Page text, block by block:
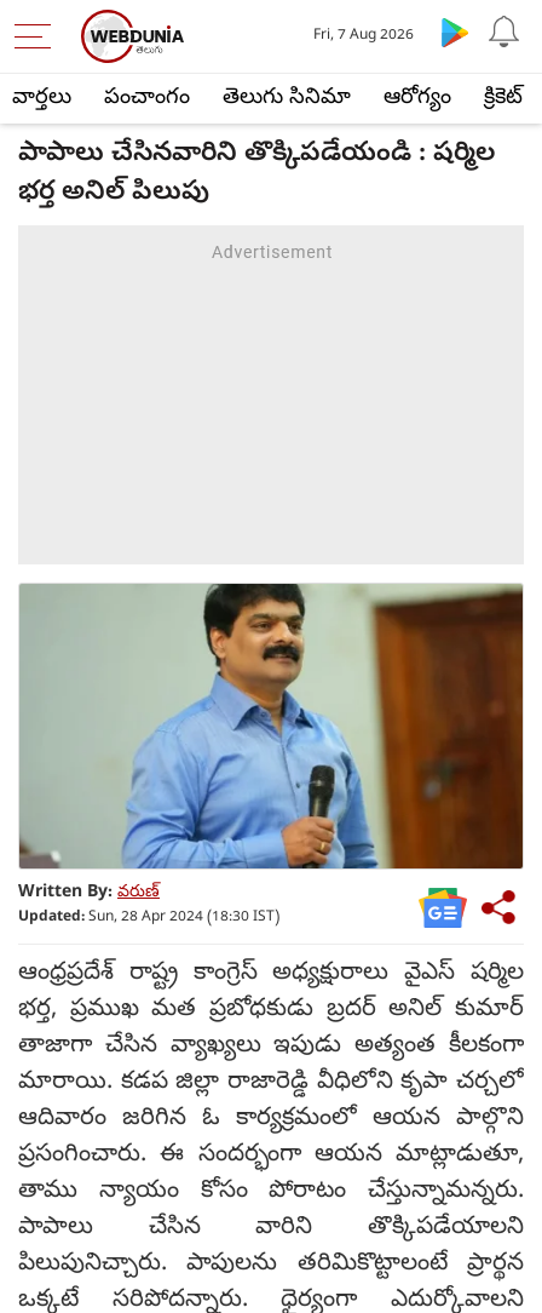
వార్తలు పంచాంగం తెలుగు సినిమా ఆరోగ్యం క్రికెట్
Fri, 7 Aug 2026
పాపాలు చేసినవారిని తొక్కిపడేయండి : షర్మిల
భర్త అనిల్ పిలుపు
Written By: వరుణ్
Updated:Sun, 28 Apr 2024 (18:30 IST)
ఆంధ్రప్రదేశ్ రాష్ట్ర కాంగ్రెస్ అధ్యక్షురాలు వైఎస్ షర్మిల
భర్త, ప్రముఖ మత ప్రబోధకుడు బ్రదర్ అనిల్ కుమార్
తాజాగా చేసిన వ్యాఖ్యలు ఇపుడు అత్యంత కీలకంగా
మారాయి. కడప జిల్లా రాజారెడ్డి వీధిలోని కృపా చర్చలో
ఆదివారం జరిగిన ఓ కార్యక్రమంలో ఆయన పాల్గొని
ప్రసంగించారు. ఈ సందర్భంగా ఆయన మాట్లాడుతూ,
తాము న్యాయం కోసం పోరాటం చేస్తున్నామన్నరు.
పాపాలు చేసిన వారిని తొక్కిపడేయాలని
పిలుపునిచ్చారు. పాపులను తరిమికొట్టాలంటే ప్రార్థన
ఒక్కటే సరిపోదన్నారు. ధైర్యంగా ఎదుర్కోవాలని